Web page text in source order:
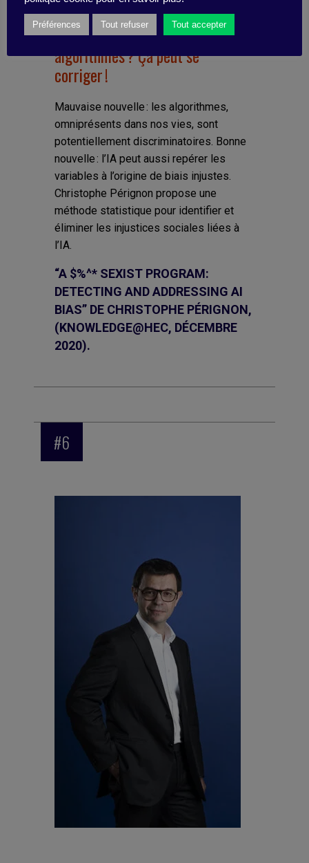
Sexistes ou racistes, les
algorithmes ? Ça peut se
corriger !
Mauvaise nouvelle : les algorithmes,
omniprésents dans nos vies, sont
potentiellement discriminatoires. Bonne
nouvelle : l’IA peut aussi repérer les
variables à l’origine de biais injustes.
Christophe Pérignon propose une
méthode statistique pour identifier et
éliminer les injustices sociales liées à
l’IA.
“A $%^* SEXIST PROGRAM:
DETECTING AND ADDRESSING AI
BIAS” DE CHRISTOPHE PÉRIGNON,
(KNOWLEDGE@HEC, DÉCEMBRE
2020).
#6
Préférences Tout refuser Tout accepter